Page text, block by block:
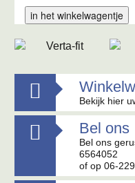
in het winkelwagentje
 Bekijk hier
 Bel ons
Bel ons
6564052
of op 06-